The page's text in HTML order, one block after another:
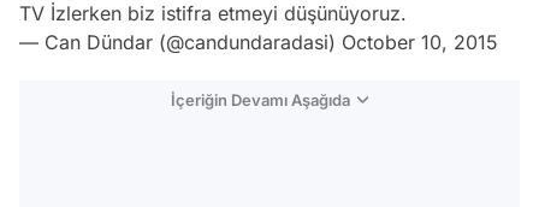
TV İzlerken biz istifra etmeyi düşünüyoruz.
— Can Dündar (@candundaradasi) October 10, 2015
İçeriğin Devamı Aşağıda